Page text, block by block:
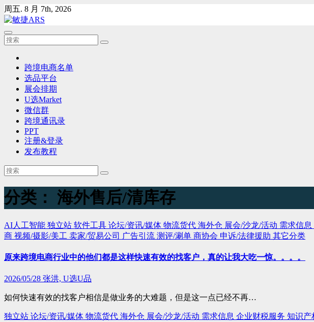
Skip
to
content
周五. 8 月 7th, 2026
跨境电商名单
选品平台
展会排期
U选Market
微信群
跨境通讯录
PPT
注册&登录
发布教程
分类： 海外售后/清库存
AI人工智能 独立站 软件工具 论坛/资讯/媒体 物流货代 海外仓 展会/沙龙/活动 需求信息
商 视频/摄影/美工 卖家/贸易公司 广告引流 测评/涮单 商协会 申诉/法律援助 其它分类
原来跨境电商行业中的他们都是这样快速有效的找客户，真的让我大吃一惊。。。。
2026/05/28 张洪, U选U品
如何快速有效的找客户相信是做业务的大难题，但是这一点已经不再…
独立站 论坛/资讯/媒体 物流货代 海外仓 展会/沙龙/活动 需求信息 企业财税服务 知识产